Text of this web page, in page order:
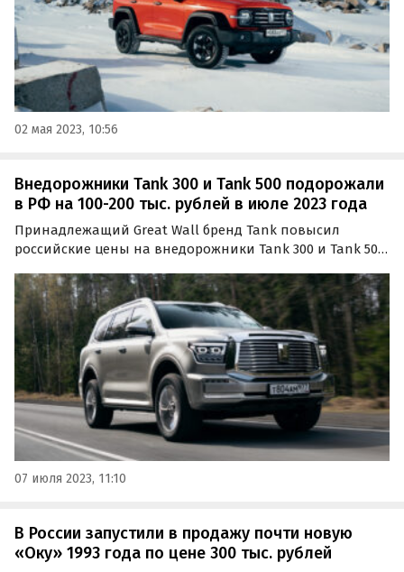
02 мая 2023, 10:56
Внедорожники Tank 300 и Tank 500 подорожали
в РФ на 100-200 тыс. рублей в июле 2023 года
Принадлежащий Great Wall бренд Tank повысил
российские цены на внедорожники Tank 300 и Tank 500
прибавку в начале июля получили машины 2023 года
выпуска, а вот на «прошлогодние» машины цен
больше нет…
07 июля 2023, 11:10
В России запустили в продажу почти новую
«Оку» 1993 года по цене 300 тыс. рублей